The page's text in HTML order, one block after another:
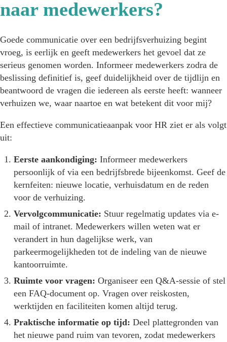
naar medewerkers?
Goede communicatie over een bedrijfsverhuizing begint
vroeg, is eerlijk en geeft medewerkers het gevoel dat ze
serieus genomen worden. Informeer medewerkers zodra de
beslissing definitief is, geef duidelijkheid over de tijdlijn en
beantwoord de vragen die iedereen als eerste heeft: wanneer
verhuizen we, waar naartoe en wat betekent dit voor mij?
Een effectieve communicatieaanpak voor HR ziet er als volgt
uit:
Eerste aankondiging: Informeer medewerkers
persoonlijk of via een bedrijfsbrede bijeenkomst. Geef de
kernfeiten: nieuwe locatie, verhuisdatum en de reden
voor de verhuizing.
Vervolgcommunicatie: Stuur regelmatig updates via e-
mail of intranet. Medewerkers willen weten wat er
verandert in hun dagelijkse werk, van
parkeermogelijkheden tot de indeling van de nieuwe
kantoorruimte.
Ruimte voor vragen: Organiseer een Q&A-sessie of stel
een FAQ-document op. Vragen over reiskosten,
werktijden en faciliteiten komen altijd terug.
Praktische informatie op tijd: Deel plattegronden van
het nieuwe pand ruim van tevoren, zodat medewerkers